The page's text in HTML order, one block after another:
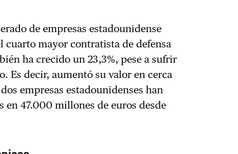
de empresas estadounidense
cuarto mayor contratista de defensa
ha crecido un 23,3%, pese a sufrir
Es decir, aumentó su valor en cerca
empresas estadounidenses han
en 47.000 millones de euros desde